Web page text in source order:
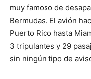
muy famoso de
Bermudas. El avión
Puerto Rico hasta
3 tripulantes y 29
sin ningún tipo de